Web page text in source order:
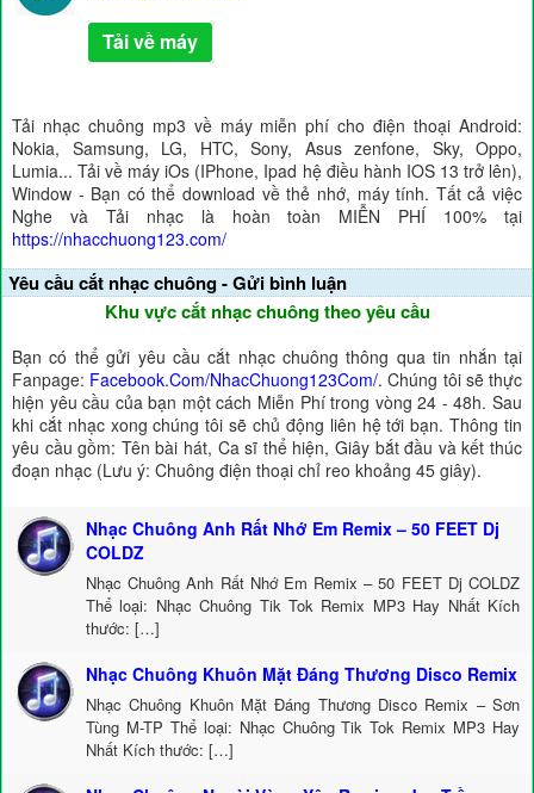
Tải về máy
Tải nhạc chuông mp3 về máy miễn phí cho điện thoại Android:
Nokia, Samsung, LG, HTC, Sony, Asus zenfone, Sky, Oppo,
Lumia... Tải về máy iOs (IPhone, Ipad hệ điều hành IOS 13 trở lên),
Window - Bạn có thể download về thẻ nhớ, máy tính. Tất cả việc
Nghe và Tải nhạc là hoàn toàn MIỄN PHÍ 100% tại
https://nhacchuong123.com/
Yêu cầu cắt nhạc chuông - Gửi bình luận
Khu vực cắt nhạc chuông theo yêu cầu
Bạn có thể gửi yêu cầu cắt nhạc chuông thông qua tin nhắn tại
Fanpage: Facebook.Com/NhacChuong123Com/. Chúng tôi sẽ thực
hiện yêu cầu của bạn một cách Miễn Phí trong vòng 24 - 48h. Sau
khi cắt nhạc xong chúng tôi sẽ chủ động liên hệ tới bạn. Thông tin
yêu cầu gồm: Tên bài hát, Ca sĩ thể hiện, Giây bắt đầu và kết thúc
đoạn nhạc (Lưu ý: Chuông điện thoại chỉ reo khoảng 45 giây).
Nhạc Chuông Anh Rất Nhớ Em Remix – 50 FEET Dj
COLDZ
Nhạc Chuông Anh Rất Nhớ Em Remix – 50 FEET Dj COLDZ
Thể loại: Nhạc Chuông Tik Tok Remix MP3 Hay Nhất Kích
thước: […]
Nhạc Chuông Khuôn Mặt Đáng Thương Disco Remix
Nhạc Chuông Khuôn Mặt Đáng Thương Disco Remix – Sơn
Tùng M-TP Thể loại: Nhạc Chuông Tik Tok Remix MP3 Hay
Nhất Kích thước: […]